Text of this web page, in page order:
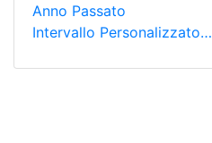
Anno Passato
Intervallo Personalizzato…